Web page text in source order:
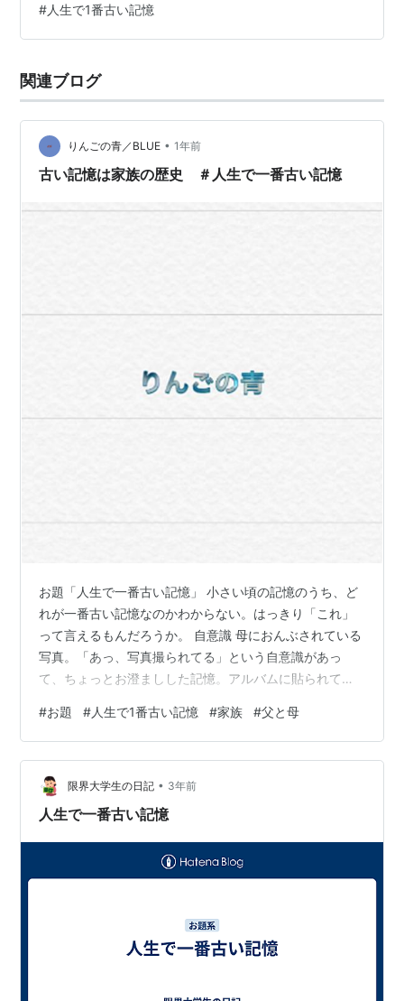
#人生で1番古い記憶
関連ブログ
りんごの青／BLUE • 1年前
古い記憶は家族の歴史 ＃人生で一番古い記憶
お題「人生で一番古い記憶」 小さい頃の記憶のうち、ど
れが一番古い記憶なのかわからない。はっきり「これ」
って言えるもんだろうか。 自意識 母におんぶされている
写真。「あっ、写真撮られてる」という自意識があっ
て、ちょっとお澄ましした記憶。アルバムに貼られてい
和３０年代であるので、母の髪型、服装、町の風景、写
真の色あせがまさに「昭和」だ。写真を撮っているのは
父。母がとても綺麗で嬉しそうに笑っている。 子守りさ
んの家 子守りさんの家の畳まれた布団の上に乗っかって
いる記憶。私を生んだ後、母は体調を崩した。産後鬱の
#お題 #人生で1番古い記憶 #家族 #父と母
限界大学生の日記 • 3年前
人生で一番古い記憶